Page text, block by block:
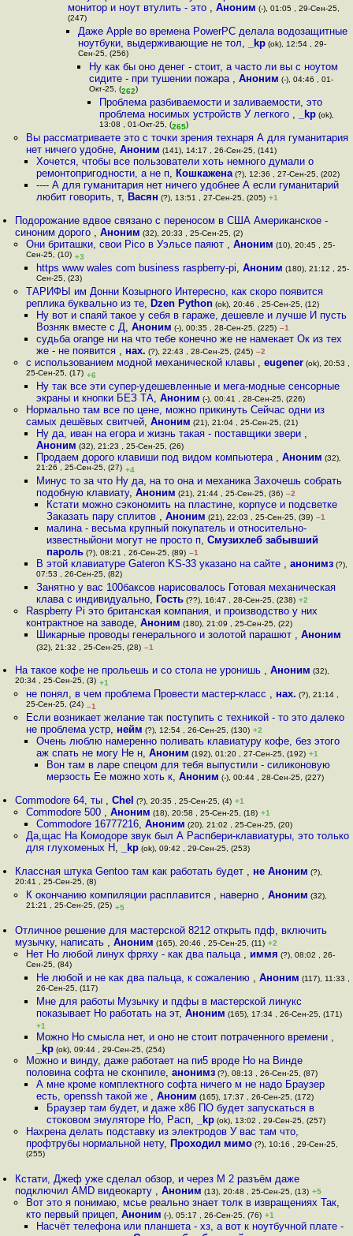
монитор и ноут втулить - это , Аноним (-), 01:05 , 29-Сен-25,
(247)
Даже Apple во времена PowerPC делала водозащитные
ноутбуки, выдерживающие не тол, _kp (ok), 12:54 , 29-
Сен-25, (256)
Ну как бы оно денег - стоит, а часто ли вы с ноутом
сидите - при тушении пожара , Аноним (-), 04:46 , 01-
Окт-25, (262)
Проблема разбиваемости и заливаемости, это
проблема носимых устройств У легкого , _kp(ok),
13:08 , 01-Окт-25, (265)
Вы рассматриваете это с точки зрения технаря А для гуманитария
нет ничего удобне, Аноним (141), 14:17 , 26-Сен-25, (141)
Хочется, чтобы все пользователи хоть немного думали о
ремонтопригодности, а не п, Кошкажена(?), 12:36 , 27-Сен-25, (202)
---- А для гуманитария нет ничего удобнее А если гуманитарий
любит говорить, т, Васян (?), 13:51 , 27-Сен-25, (205) +1
Подорожание вдвое связано с переносом в США Американское -
синоним дорого ,Аноним (32), 20:33 , 25-Сен-25, (2)
Они бриташки, свои Pico в Уэльсе паяют , Аноним (10), 20:45 , 25-
Сен-25, (10) +3
https www wales com business raspberry-pi, Аноним (180), 21:12 , 25-
Сен-25, (23)
ТАРИФЫ им Донни Козырного Интересно, как скоро появится
реплика буквально из те, Dzen Python(ok), 20:46 , 25-Сен-25, (12)
Ну вот и спаяй такое у себя в гараже, дешевле и лучше И пусть
Возняк вместе с Д, Аноним (-), 00:35 , 28-Сен-25, (225) –1
судьба orange ни на что тебе конечно же не намекает Ок из тех
же - не появится , нах. (?), 22:43 , 28-Сен-25, (245) –2
с использованием модной механической клавы , eugener(ok), 20:53 ,
25-Сен-25, (17) +6
Ну так все эти супер-удешевленные и мега-модные сенсорные
экраны и кнопки БЕЗ ТА, Аноним (-), 00:41 , 28-Сен-25, (226)
Нормально там все по цене, можно прикинуть Сейчас одни из
самых дешёвых свитчей, Аноним (21), 21:04 , 25-Сен-25, (21)
Ну да, иван на егора и жизнь такая - поставщики звери ,
Аноним (32), 21:23 , 25-Сен-25, (26)
Продаем дорого клавиши под видом компьютера , Аноним (32),
21:26 , 25-Сен-25, (27) +4
Минус то за что Ну да, на то она и механика Захочешь собрать
подобную клавиату, Аноним (21), 21:44 , 25-Сен-25, (36) –2
Кстати можно сэкономить на пластине, корпусе и подсветке
Заказать пару сплитов ,Аноним (21), 22:03 , 25-Сен-25, (39) –1
малина - весьма крупный покупатель и относительно-
известныйони могут не просто п,Смузихлеб забывший
пароль (?), 08:21 , 26-Сен-25, (89) –1
В этой клавиатуре Gateron KS-33 указано на сайте , анонимз(?),
07:53 , 26-Сен-25, (82)
Занятно у вас 100баксов нарисовалось Готовая механическая
клава с индивидуально, Гость(??), 16:47 , 28-Сен-25, (238) +2
Raspberry Pi это британская компания, и производство у них
контрактное на заводе, Аноним (180), 21:09 , 25-Сен-25, (22)
Шикарные проводы генерального и золотой парашют , Аноним
(32), 21:32 , 25-Сен-25, (28) –1
На такое кофе не прольешь и со стола не уронишь ,Аноним (32),
20:34 , 25-Сен-25, (3) +1
не понял, в чем проблема Провести мастер-класс , нах. (?), 21:14 ,
25-Сен-25, (24) –1
Если возникает желание так поступить с техникой - то это далеко
не проблема устр, нейм (?), 12:54 , 26-Сен-25, (130) +2
Очень люблю намеренно поливать клавиатуру кофе, без этого
аж спать не могу Не н, Аноним (192), 01:20 , 27-Сен-25, (192) +1
Вон там в ларе спецом для тебя выпустили - силиконовую
мерзость Ее можно хоть к,Аноним (-), 00:44 , 28-Сен-25, (227)
Commodore 64, ты ,Chel (?), 20:35 , 25-Сен-25, (4) +1
Commodore 500 , Аноним (18), 20:58 , 25-Сен-25, (18) +1
Commodore 16777216, Аноним (20), 21:02 , 25-Сен-25, (20)
Да,щас На Комодоре звук был А Распбери-клавиатуры, это только
для глухоменых Н, _kp(ok), 09:42 , 29-Сен-25, (253)
Классная штука Gentoo там как работать будет , не Аноним (?),
20:41 , 25-Сен-25, (8)
К окончанию компиляции расплавится , наверно , Аноним (32),
21:21 , 25-Сен-25, (25) +5
Отличное решение для мастерской 8212 открыть пдф, включить
музычку, написать ,Аноним (165), 20:46 , 25-Сен-25, (11) +2
Нет Но любой линух фряху - как два пальца , иммя (?), 08:02 , 26-
Сен-25, (84)
Не любой и не как два пальца, к сожалению , Аноним (117), 11:33 ,
26-Сен-25, (117)
Мне для работы Музычку и пдфы в мастерской линукс
показывает Но работать на эт, Аноним (165), 17:34 , 26-Сен-25, (171)
+1
Можно Но смысла нет, и оно не стоит потраченного времени ,
_kp(ok), 09:44 , 29-Сен-25, (254)
Можно и винду, даже работает на пи5 вроде Но на Винде
половина софта не сконпиле, анонимз(?), 08:13 , 26-Сен-25, (87)
А мне кроме комплектного софта ничего м не надо Браузер
есть, openssh такой же , Аноним (165), 17:37 , 26-Сен-25, (172)
Браузер там будет, и даже х86 ПО будет запускаться в
стоковом эмуляторе Но, Расп, _kp (ok), 13:02 , 29-Сен-25, (257)
Нахрена делать подставку из электродов У вас там что,
профтрубы нормальной нету, Проходил мимо(?), 10:16 , 29-Сен-25,
(255)
Кстати, Джеф уже сделал обзор, и через М 2 разъём даже
подключил AMD видеокарту ,Аноним (13), 20:48 , 25-Сен-25, (13) +5
Вот это я понимаю, мсье реально знает толк в извращениях Так,
кто первый прицеп, Аноним (-), 05:17 , 26-Сен-25, (76) +1
Насчёт телефона или планшета - хз, а вот к ноутбучной плате -